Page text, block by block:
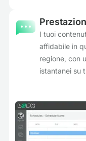
I tuoi
affidabile in
regione, con
istantanei su